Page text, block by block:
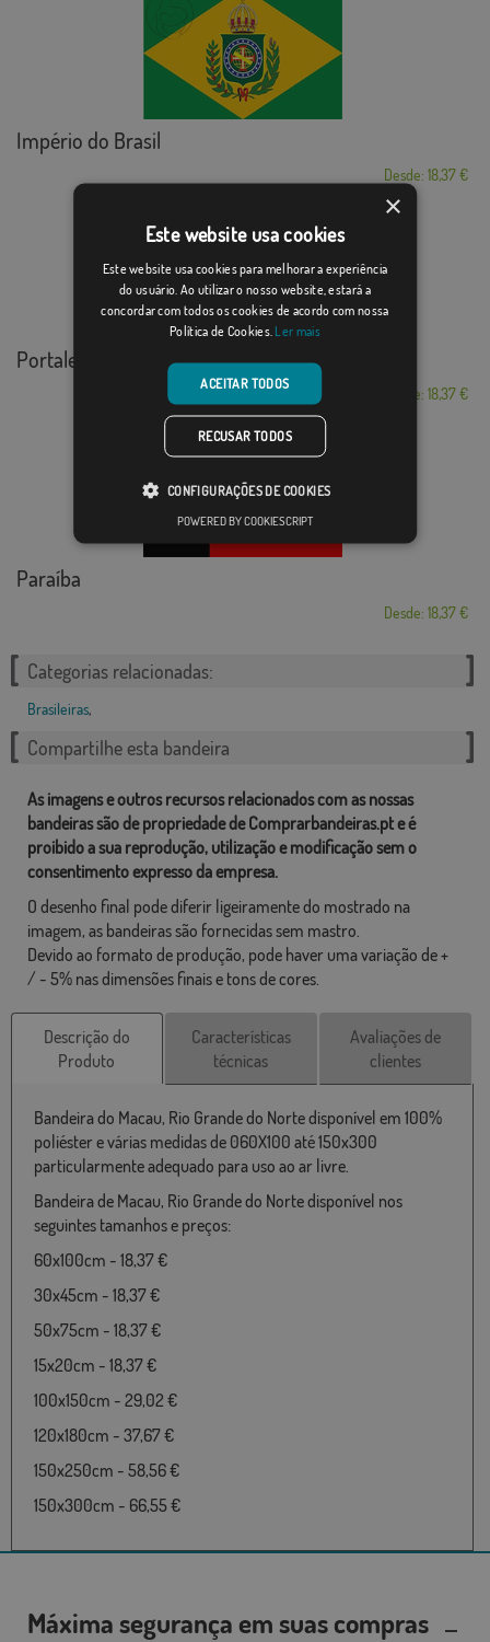
Império do Brasil
Desde: 18,37 €
Portalegre, Rio Gr...
Desde: 18,37 €
Paraíba
Desde: 18,37 €
Categorias relacionadas:
Brasileiras,
Compartilhe esta bandeira
As imagens e outros recursos relacionados com as nossas
bandeiras são de propriedade de Comprarbandeiras.pt e é
proibido a sua reprodução, utilização e modificação sem o
consentimento expresso da empresa.
O desenho final pode diferir ligeiramente do mostrado na
imagem, as bandeiras são fornecidas sem mastro.
Devido ao formato de produção, pode haver uma variação de +
/ - 5% nas dimensões finais e tons de cores.
Descrição do
Produto
Características
técnicas
Avaliações de
clientes
Bandeira do Macau, Rio Grande do Norte disponível em 100%
poliéster e várias medidas de 060X100 até 150x300
particularmente adequado para uso ao ar livre.
Bandeira de Macau, Rio Grande do Norte disponível nos
seguintes tamanhos e preços:
60x100cm - 18,37 €
30x45cm - 18,37 €
50x75cm - 18,37 €
15x20cm - 18,37 €
100x150cm - 29,02 €
120x180cm - 37,67 €
150x250cm - 58,56 €
150x300cm - 66,55 €
Máxima segurança em suas compras
×
Este website usa cookies
Este website usa cookies para melhorar a experiência
do usuário. Ao utilizar o nosso website, estará a
concordar com todos os cookies de acordo com nossa
Política de Cookies. Ler mais
ACEITAR TODOS
RECUSAR TODOS
CONFIGURAÇÕES DE COOKIES
POWERED BY COOKIESCRIPT